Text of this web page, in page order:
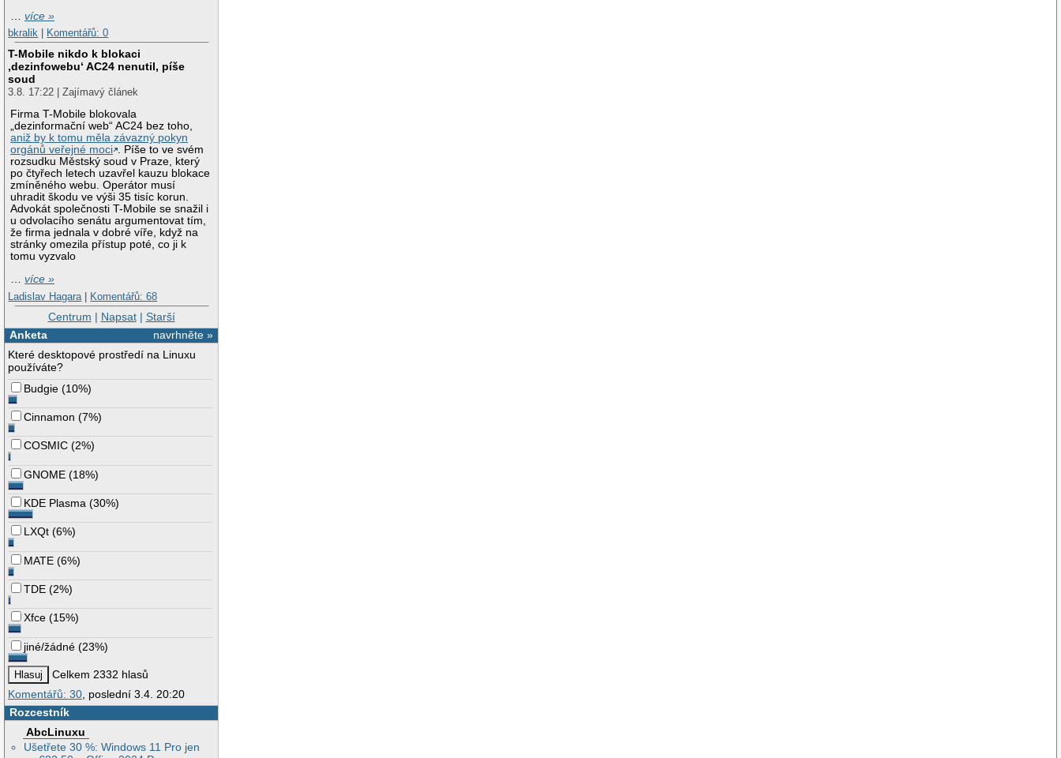
…více »
bkralik
Komentářů: 0
T-Mobile nikdo k blokaci
‚dezinfowebu‘ AC24 nenutil, píše
soud
3.8. 17:22 | Zajímavý článek
Firma T-Mobile blokovala
„dezinformační web“ AC24 bez toho,
aniž by k tomu měla závazný pokyn
orgánů veřejné moci . Píše to ve svém
rozsudku Městský soud v Praze, který
po čtyřech letech uzavřel kauzu blokace
zmíněného webu. Operátor musí
uhradit škodu ve výši 35 tisíc korun.
Advokát společnosti T-Mobile se snažil i
u odvolacího senátu argumentovat tím,
že firma jednala v dobré víře, když na
stránky omezila přístup poté, co ji k
tomu vyzvalo
…více »
Ladislav Hagara | Komentářů: 68
Centrum | Napsat| Starší
navrhněte »
Anketa
Které desktopové prostředí na Linuxu
používáte?
Budgie (10%)
Cinnamon (7%)
COSMIC (2%)
GNOME (18%)
KDE Plasma (30%)
LXQt (6%)
MATE (6%)
TDE (2%)
Xfce (15%)
jiné/žádné (23%)
Celkem 2332 hlasů
Komentářů: 30, poslední 3.4. 20:20
Rozcestník
AbcLinuxu
Ušetřete 30 %: Windows 11 Pro jen